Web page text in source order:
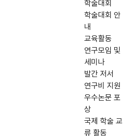
학술대회
학술대회 안
내
교육활동
연구모임 및
세미나
발간 저서
연구비 지원
우수논문 포
상
국제 학술 교
류 활동